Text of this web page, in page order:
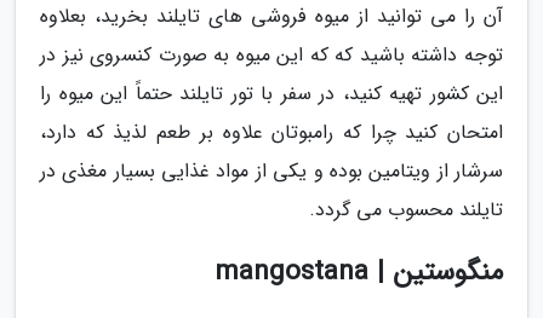
آن را می توانید از میوه فروشی های تایلند بخرید، بعلاوه
توجه داشته باشید که که این میوه به صورت کنسروی نیز در
این کشور تهیه کنید، در سفر با تور تایلند حتماً این میوه را
امتحان کنید چرا که رامبوتان علاوه بر طعم لذیذ که دارد،
سرشار از ویتامین بوده و یکی از مواد غذایی بسیار مغذی در
تایلند محسوب می گردد.
منگوستین | mangostana